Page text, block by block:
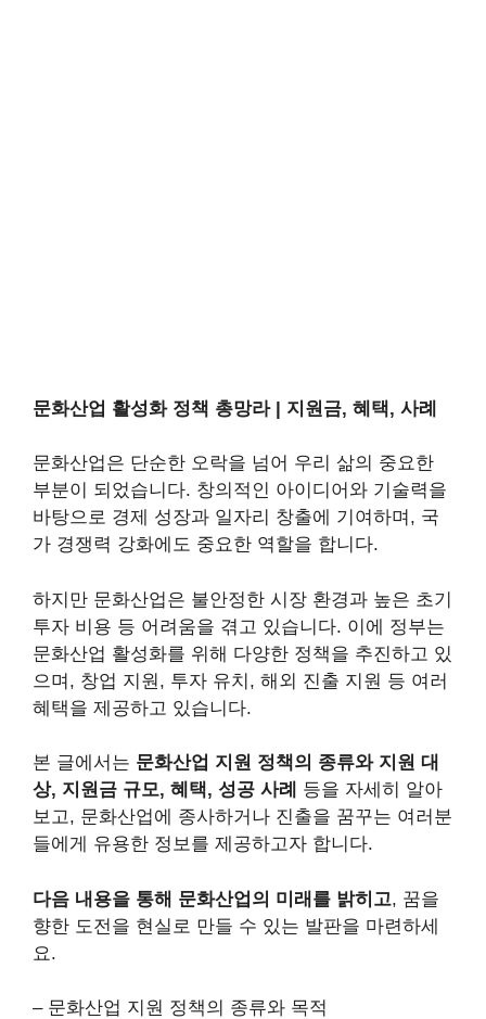
문화산업 활성화 정책 총망라 | 지원금, 혜택, 사례
문화산업은 단순한 오락을 넘어 우리 삶의 중요한
부분이 되었습니다. 창의적인 아이디어와 기술력을
바탕으로 경제 성장과 일자리 창출에 기여하며, 국
가 경쟁력 강화에도 중요한 역할을 합니다.
하지만 문화산업은 불안정한 시장 환경과 높은 초기
투자 비용 등 어려움을 겪고 있습니다. 이에 정부는
문화산업 활성화를 위해 다양한 정책을 추진하고 있
으며, 창업 지원, 투자 유치, 해외 진출 지원 등 여러
혜택을 제공하고 있습니다.
본 글에서는 문화산업 지원 정책의 종류와 지원 대
상, 지원금 규모, 혜택, 성공 사례
등을 자세히 알아
보고, 문화산업에 종사하거나 진출을 꿈꾸는 여러분
들에게 유용한 정보를 제공하고자 합니다.
다음 내용을 통해 문화산업의 미래를 밝히고, 꿈을
향한 도전을 현실로 만들 수 있는 발판을 마련하세
요.
– 문화산업 지원 정책의 종류와 목적